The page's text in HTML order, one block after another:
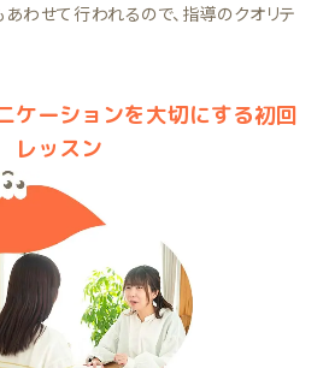
わせて行われるので、指導のクオリテ
ケーションを大切にする初回
レッスン